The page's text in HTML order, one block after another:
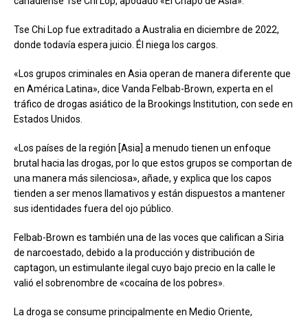
Tse Chi Lop fue extraditado a Australia en diciembre de 2022,
donde todavía espera juicio. Él niega los cargos.
«Los grupos criminales en Asia operan de manera diferente que
en América Latina», dice Vanda Felbab-Brown, experta en el
tráfico de drogas asiático de la Brookings Institution, con sede en
Estados Unidos.
«Los países de la región [Asia] a menudo tienen un enfoque
brutal hacia las drogas, por lo que estos grupos se comportan de
una manera más silenciosa», añade, y explica que los capos
tienden a ser menos llamativos y están dispuestos a mantener
sus identidades fuera del ojo público.
Felbab-Brown es también una de las voces que califican a Siria
de narcoestado, debido a la producción y distribución de
captagon, un estimulante ilegal cuyo bajo precio en la calle le
valió el sobrenombre de «cocaína de los pobres».
La droga se consume principalmente en Medio Oriente,